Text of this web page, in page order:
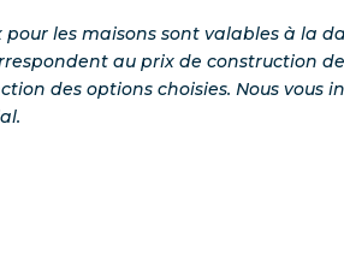
les maisons sont valables à la
au prix de construction
des options choisies. Nous vous